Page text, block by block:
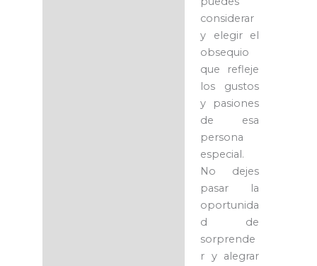
considerar
y elegir el
obsequio
que refleje
los gustos
y pasiones
de esa
persona
especial.
No dejes
pasar la
oportunida
d de
sorprende
r y alegrar